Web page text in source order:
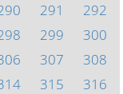
291
292
299
300
307
308
315
316